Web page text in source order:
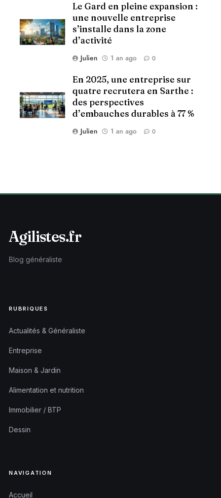
Le Gard en pleine expansion :
une nouvelle entreprise
s’installe dans la zone
d’activité
Julien 1 an ago 0
En 2025, une entreprise sur
quatre recrutera en Sarthe :
des perspectives
d’embauches durables à 77 %
Julien 1 an ago 0
Agilistes.fr
Blog généraliste
RUBRIQUES
Actualités & Généraliste
Entreprise
Maison & Jardin
Alimentation et nutrition
Immobilier / BTP
Dessin
NAVIGATION
Accueil